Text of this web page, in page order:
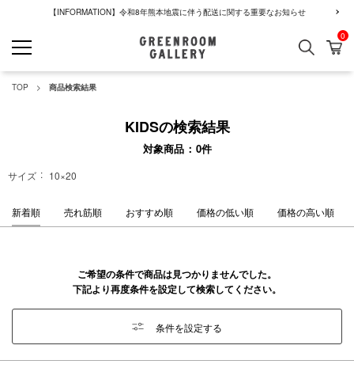
【INFORMATION】令和8年熊本地震に伴う配送に関する重要なお知らせ
検索 カ
0
TOP 商品検索結果
KIDSの検索結果
対象商品 0件
サイズ 10×20
新着順 売れ筋順 おすすめ順 価格の低い順 価格の高い順
ご希望の条件で商品は見つかりませんでした。
下記より再度条件を設定して検索してください。
条件を設定する